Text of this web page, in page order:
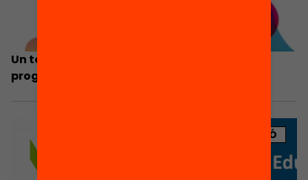
Un total de 481 centres formaran part del
programa Escola Nova 21
PUBLICACIÓ